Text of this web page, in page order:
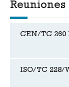
CEN/TC
ISO/TC 228/